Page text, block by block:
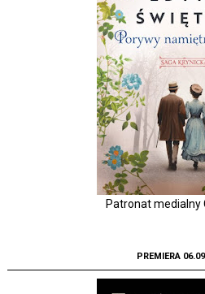
Patronat medialny
PREMIERA